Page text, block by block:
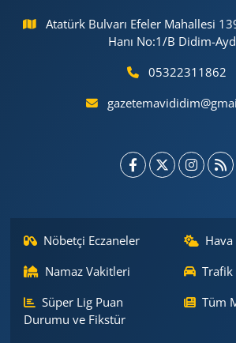
Atatürk Bulvarı Efeler Mahallesi
Hanı No:1/B Didim-
05322311862
Nöbetçi Eczaneler
Namaz Vakitleri
Süper Lig Puan
Durumu ve Fikstür
Tüm